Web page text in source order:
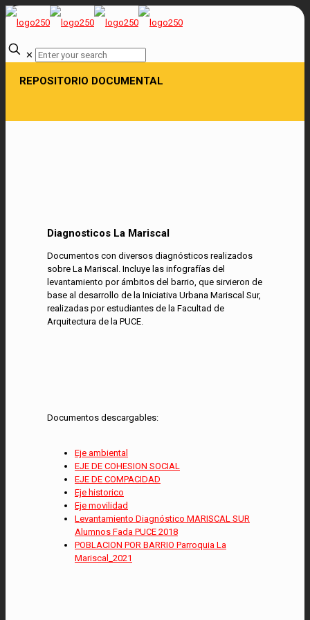
✕
REPOSITORIO DOCUMENTAL
Diagnosticos La Mariscal
Documentos con diversos diagnósticos realizados
sobre La Mariscal. Incluye las infografías del
levantamiento por ámbitos del barrio, que sirvieron de
base al desarrollo de la Iniciativa Urbana Mariscal Sur,
realizadas por estudiantes de la Facultad de
Arquitectura de la PUCE.
Documentos descargables:
Eje ambiental
EJE DE COHESION SOCIAL
EJE DE COMPACIDAD
Eje historico
Eje movilidad
Levantamiento Diagnóstico MARISCAL SUR
Alumnos Fada PUCE 2018
POBLACION POR BARRIO Parroquia La
Mariscal_2021